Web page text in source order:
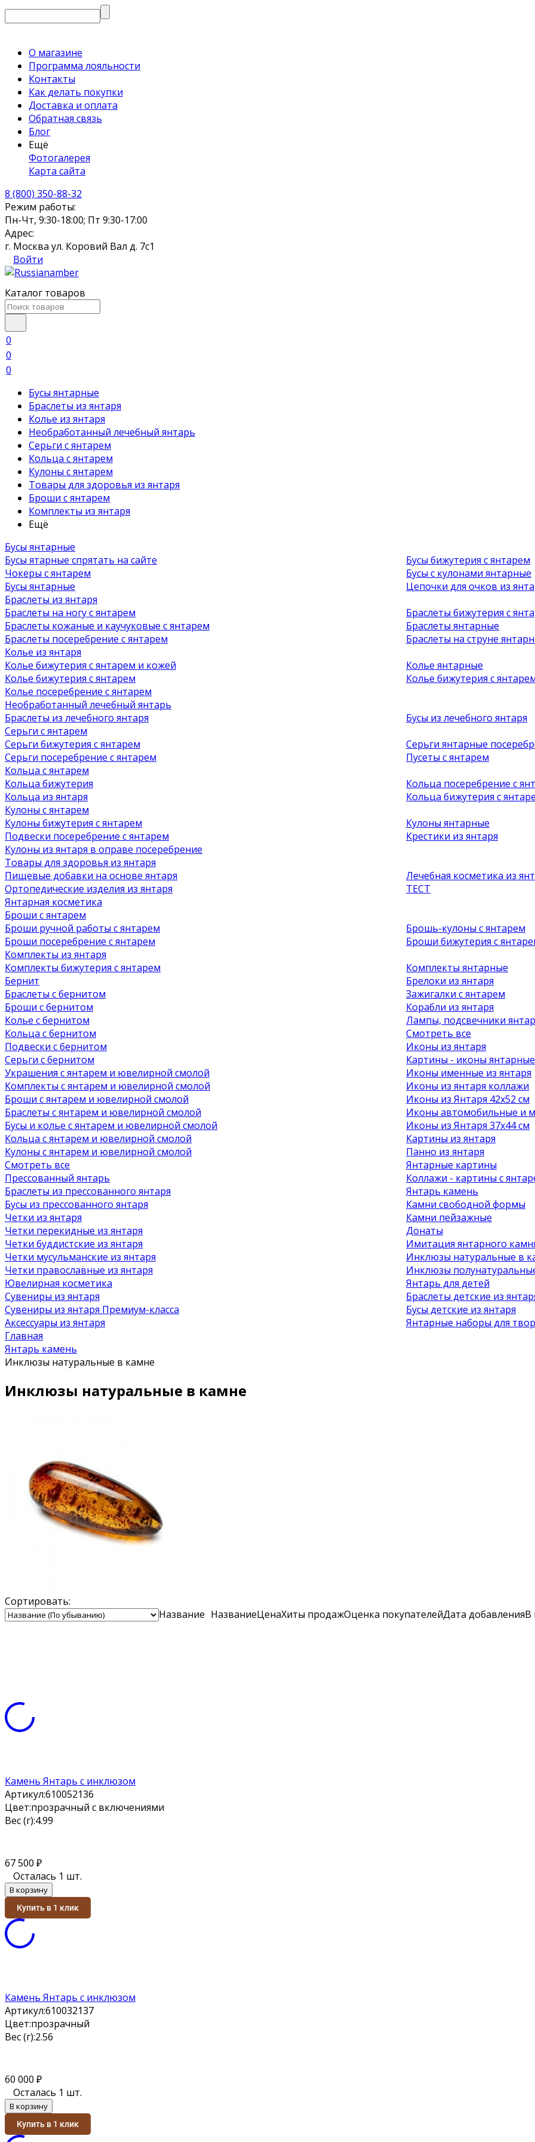
О магазине
Программа лояльности
Контакты
Как делать покупки
Доставка и оплата
Обратная связь
Блог
Ещё
Фотогалерея
Карта сайта
8 (800) 350-88-32
Режим работы:
Пн-Чт, 9:30-18:00; Пт 9:30-17:00
Адрес:
г. Москва ул. Коровий Вал д. 7с1
Войти
Каталог товаров
0
0
0
Бусы янтарные
Браслеты из янтаря
Колье из янтаря
Необработанный лечебный янтарь
Серьги с янтарем
Кольца с янтарем
Кулоны с янтарем
Товары для здоровья из янтаря
Броши с янтарем
Комплекты из янтаря
Ещё
Бусы янтарные
Бусы ятарные спрятать на сайте
Чокеры с янтарем
Бусы янтарные
Бусы бижутерия с янтарем
Бусы с кулонами янтарные
Цепочки для очков из
Браслеты из янтаря
Браслеты на ногу с янтарем
Браслеты кожаные и каучуковые с янтарем
Браслеты посеребрение с янтарем
Браслеты бижутерия с
Браслеты янтарные
Браслеты на струне
Колье из янтаря
Колье бижутерия с янтарем и кожей
Колье бижутерия с янтарем
Колье посеребрение с янтарем
Колье янтарные
Колье бижутерия с
Необработанный лечебный янтарь
Браслеты из лечебного янтаря
Бусы из лечебного янтаря
Серьги с янтарем
Серьги бижутерия с янтарем
Серьги посеребрение с янтарем
Серьги янтарные
Пусеты с янтарем
Кольца с янтарем
Кольца бижутерия
Кольца из янтаря
Кольца посеребрение с
Кольца бижутерия с
Кулоны с янтарем
Кулоны бижутерия с янтарем
Подвески посеребрение с янтарем
Кулоны из янтаря в оправе посеребрение
Кулоны янтарные
Крестики из янтаря
Товары для здоровья из янтаря
Пищевые добавки на основе янтаря
Ортопедические изделия из янтаря
Янтарная косметика
Лечебная косметика из
ТЕСТ
Броши с янтарем
Броши ручной работы с янтарем
Броши посеребрение с янтарем
Брошь-кулоны с янтарем
Броши бижутерия с
Комплекты из янтаря
Комплекты бижутерия с янтарем
Комплекты янтарные
Бернит
Браслеты с бернитом
Броши с бернитом
Колье с бернитом
Кольца с бернитом
Подвески с бернитом
Серьги с бернитом
Украшения с янтарем и ювелирной смолой
Комплекты с янтарем и ювелирной смолой
Броши с янтарем и ювелирной смолой
Браслеты с янтарем и ювелирной смолой
Бусы и колье с янтарем и ювелирной смолой
Кольца с янтарем и ювелирной смолой
Кулоны с янтарем и ювелирной смолой
Смотреть все
Прессованный янтарь
Браслеты из прессованного янтаря
Бусы из прессованного янтаря
Четки из янтаря
Четки перекидные из янтаря
Четки буддистские из янтаря
Четки мусульманские из янтаря
Четки православные из янтаря
Ювелирная косметика
Сувениры из янтаря
Сувениры из янтаря Премиум-класса
Аксессуары из янтаря
Брелоки из янтаря
Зажигалки с янтарем
Корабли из янтаря
Лампы, подсвечники
Смотреть все
Иконы из янтаря
Картины - иконы янтарные
Иконы именные из янтаря
Иконы из янтаря коллажи
Иконы из Янтаря 42х52 см
Иконы автомобильные и
Иконы из Янтаря 37х44 см
Картины из янтаря
Панно из янтаря
Янтарные картины
Коллажи - картины с
Янтарь камень
Камни свободной формы
Камни пейзажные
Донаты
Имитация янтарного
Инклюзы натуральные в
Инклюзы
Янтарь для детей
Браслеты детские из
Бусы детские из янтаря
Янтарные наборы для
Главная
Янтарь камень
Инклюзы натуральные в камне
Инклюзы натуральные в камне
Сортировать:
Название НазваниеЦенаХиты продажОценка покупателейДата добавленияВ
Камень Янтарь с инклюзом
Артикул:610052136
Цвет:прозрачный с включениями
Вес (г):4.99
67 500 ₽
Осталась 1 шт.
В корзину
Купить в 1 клик
Камень Янтарь с инклюзом
Артикул:610032137
Цвет:прозрачный
Вес (г):2.56
60 000 ₽
Осталась 1 шт.
В корзину
Купить в 1 клик